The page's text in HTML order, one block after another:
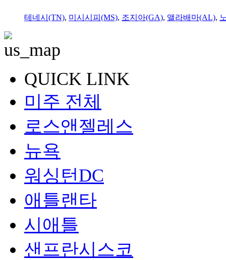
테네시(TN), 미시시피(MS), 조지아(GA), 앨라배마(AL),
QUICK LINK
미주 전체
로스앤젤레스
뉴욕
워싱턴DC
애틀랜타
시애틀
샌프란시스코